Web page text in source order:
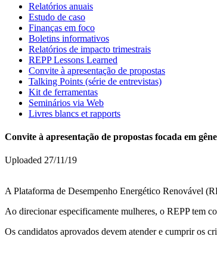
Relatórios anuais
Estudo de caso
Finanças em foco
Boletins informativos
Relatórios de impacto trimestrais
REPP Lessons Learned
Convite à apresentação de propostas
Talking Points (série de entrevistas)
Kit de ferramentas
Seminários via Web
Livres blancs et rapports
Convite à apresentação de propostas focada em
Uploaded 27/11/19
A Plataforma de Desempenho Energético Renovável
Ao direcionar especificamente mulheres, o REPP tem
Os candidatos aprovados devem atender e cumprir os